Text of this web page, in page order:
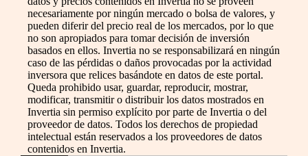
necesariamente por ningún mercado o bolsa de valores, y
pueden diferir del precio real de los mercados, por lo que
no son apropiados para tomar decisión de inversión
basados en ellos. Invertia no se responsabilizará en ningún
caso de las pérdidas o daños provocadas por la actividad
inversora que relices basándote en datos de este portal.
Queda prohibido usar, guardar, reproducir, mostrar,
modificar, transmitir o distribuir los datos mostrados en
Invertia sin permiso explícito por parte de Invertia o del
proveedor de datos. Todos los derechos de propiedad
intelectual están reservados a los proveedores de datos
contenidos en Invertia.